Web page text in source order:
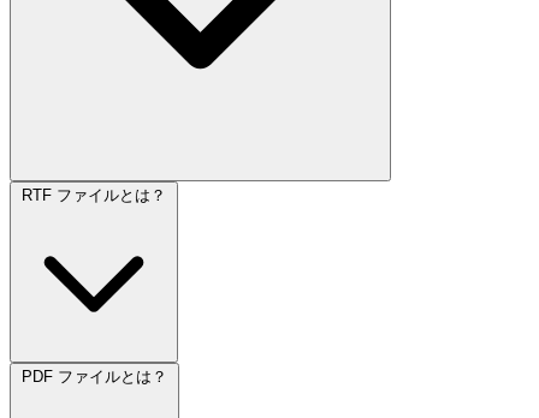
RTF ファイルとは？
PDF ファイルとは？